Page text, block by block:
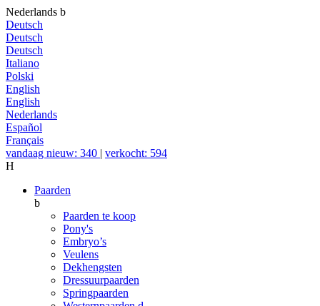
Nederlands b
Deutsch
Deutsch
Deutsch
Italiano
Polski
English
English
Nederlands
Español
Français
vandaag nieuw: 340 | verkocht: 594
H
Paarden
b
Paarden te koop
Pony's
Embryo’s
Veulens
Dekhengsten
Dressuurpaarden
Springpaarden